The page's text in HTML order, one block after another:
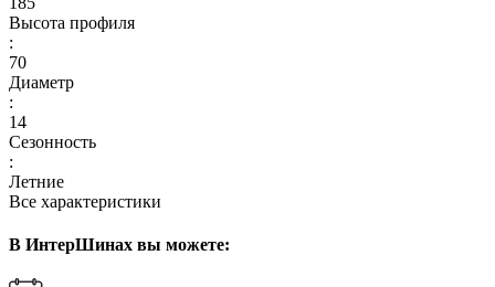
Высота профиля
:
70
Диаметр
:
14
Сезонность
:
Летние
Все характеристики
В ИнтерШинах вы можете: